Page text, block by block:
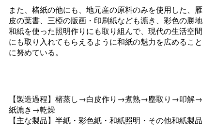
また、楮紙の他にも、地元産の原料のみを使用した、雁
皮の葉書、三椏の版画・印刷紙なども漉き、彩色の勝地
和紙を使った照明作りにも取り組んで、現代の生活空間
にも取り入れてもらえるように和紙の魅力を広めること
に努めている。
【製造過程】楮蒸し→白皮作り→煮熟→塵取り→叩解→
紙漉き→乾燥
【主な製品】半紙・彩色紙・和紙照明・その他和紙製品